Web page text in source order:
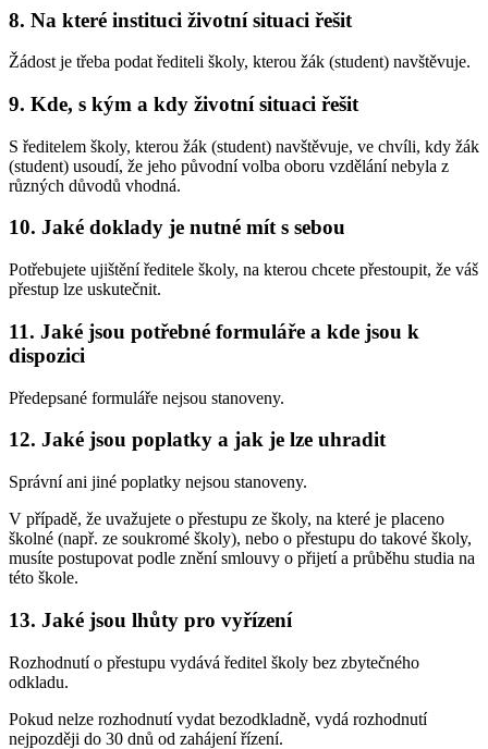
8. Na které instituci životní situaci řešit
Žádost je třeba podat řediteli školy, kterou žák (student) navštěvuje.
9. Kde, s kým a kdy životní situaci řešit
S ředitelem školy, kterou žák (student) navštěvuje, ve chvíli, kdy žák
(student) usoudí, že jeho původní volba oboru vzdělání nebyla z
různých důvodů vhodná.
10. Jaké doklady je nutné mít s sebou
Potřebujete ujištění ředitele školy, na kterou chcete přestoupit, že váš
přestup lze uskutečnit.
11. Jaké jsou potřebné formuláře a kde jsou k
dispozici
Předepsané formuláře nejsou stanoveny.
12. Jaké jsou poplatky a jak je lze uhradit
Správní ani jiné poplatky nejsou stanoveny.
V případě, že uvažujete o přestupu ze školy, na které je placeno
školné (např. ze soukromé školy), nebo o přestupu do takové školy,
musíte postupovat podle znění smlouvy o přijetí a průběhu studia na
této škole.
13. Jaké jsou lhůty pro vyřízení
Rozhodnutí o přestupu vydává ředitel školy bez zbytečného
odkladu.
Pokud nelze rozhodnutí vydat bezodkladně, vydá rozhodnutí
nejpozději do 30 dnů od zahájení řízení.